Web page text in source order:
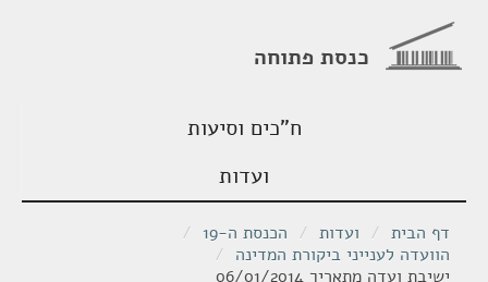
כנסת פתוחה
ח"כים וסיעות
ועדות
דף הבית / ועדות / הכנסת ה-19
/
הוועדה לענייני ביקורת המדינה /
ישיבת ועדה מתאריך 06/01/2014